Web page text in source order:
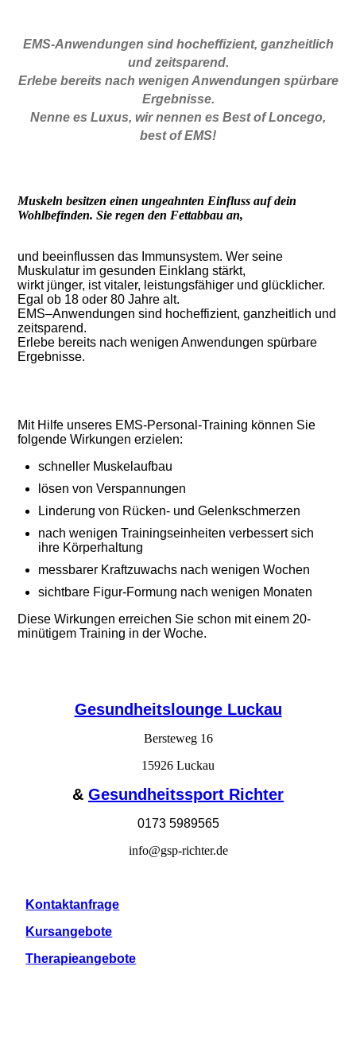
EMS-Anwendungen sind hocheffizient, ganzheitlich
und zeitsparend.
Erlebe bereits nach wenigen Anwendungen spürbare
Ergebnisse.
Nenne es Luxus, wir nennen es Best of Loncego,
best of EMS!
Muskeln besitzen einen ungeahnten Einfluss auf dein
Wohlbefinden. Sie regen den Fettabbau an,
und beeinflussen das Immunsystem. Wer seine
Muskulatur im gesunden Einklang stärkt,
wirkt jünger, ist vitaler, leistungsfähiger und glücklicher.
Egal ob 18 oder 80 Jahre alt.
EMS–Anwendungen sind hocheffizient, ganzheitlich und
zeitsparend.
Erlebe bereits nach wenigen Anwendungen spürbare
Ergebnisse.
Mit Hilfe unseres EMS-Personal-Training können Sie
folgende Wirkungen erzielen:
schneller Muskelaufbau
lösen von Verspannungen
Linderung von Rücken- und Gelenkschmerzen
nach wenigen Trainingseinheiten verbessert sich
ihre Körperhaltung
messbarer Kraftzuwachs nach wenigen Wochen
sichtbare Figur-Formung nach wenigen Monaten
Diese Wirkungen erreichen Sie schon mit einem 20-
minütigem Training in der Woche.
Gesundheitslounge Luckau
Bersteweg 16
15926 Luckau
& Gesundheitssport Richter
0173 5989565
info@gsp-richter.de
Kontaktanfrage
Kursangebote
Therapieangebote